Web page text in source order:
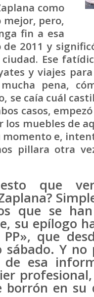
como
mejor, pero,
fin a esa
2011 y
Ese
y viajes
pena,
se caía cuál
casos,
muebles de
momento e,
pillara otra
que
que se
su epílogo
que
Y no
esa
borrón en su